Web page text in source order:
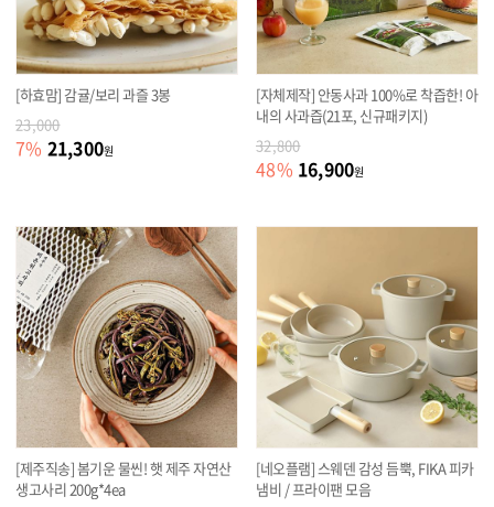
[하효맘] 감귤/보리 과즐 3봉
23,000
7% 21,300원
[자체제작] 안동사과 100%로 착즙한! 아
내의 사과즙(21포, 신규패키지)
32,800
48% 16,900원
[제주직송] 봄기운 물씬! 햇 제주 자연산
생고사리 200g*4ea
[네오플램] 스웨덴 감성 듬뿍, FIKA 피카
냄비 / 프라이팬 모음